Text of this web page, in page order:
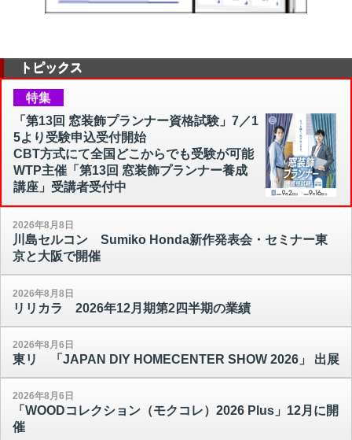
トピックス
特集
「第13回 窓装飾プランナー資格試験」7／1
5より受験申込受付開始
CBT方式にて全国どこからでも受験が可能
WTP主催「第13回 窓装飾プランナー養成
講座」受講者受付中
2026年8月8日
川島セルコン Sumiko Honda新作発表会・セミナー東
京と大阪で開催
2026年8月8日
リリカラ 2026年12月期第2四半期の業績
2026年8月6日
東リ 「JAPAN DIY HOMECENTER SHOW 2026」 出展
2026年8月6日
「WOODコレクション（モクコレ）2026 Plus」12月に開
催